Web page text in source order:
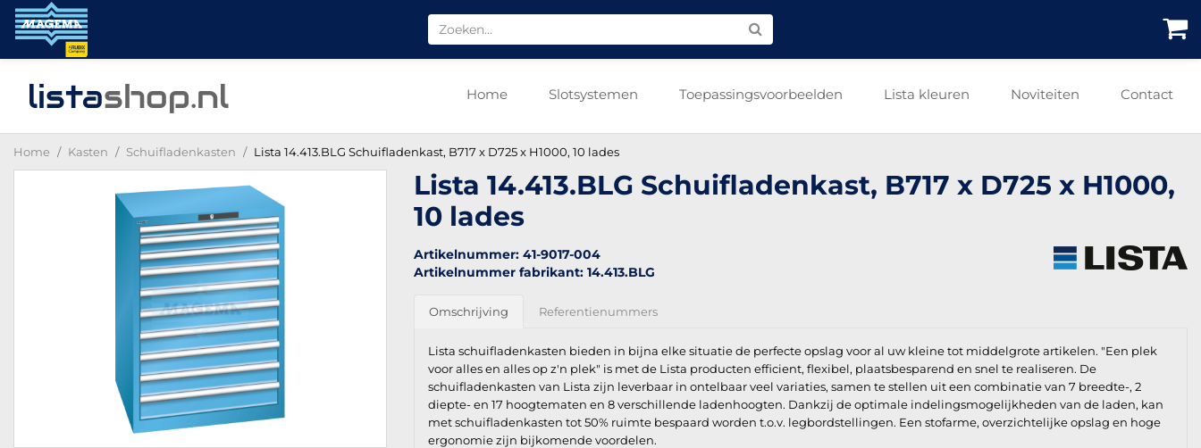
listashop.nl Home Slotsystemen Toepassingsvoorbeelden Lista kleuren Noviteiten Contact
Home Kasten Schuifladenkasten Lista 14.413.BLG Schuifladenkast, B717 x D725 x H1000, 10 lades
Lista 14.413.BLG Schuifladenkast, B717 x D725 x H1000,
10 lades
Artikelnummer: 41-9017-004
Artikelnummer fabrikant: 14.413.BLG
Omschrijving Referentienummers
Lista schuifladenkasten bieden in bijna elke situatie de perfecte opslag voor al uw kleine tot middelgrote artikelen. "Een plek
voor alles en alles op z'n plek" is met de Lista producten efficient, flexibel, plaatsbesparend en snel te realiseren. De
schuifladenkasten van Lista zijn leverbaar in ontelbaar veel variaties, samen te stellen uit een combinatie van 7 breedte-, 2
diepte- en 17 hoogtematen en 8 verschillende ladenhoogten. Dankzij de optimale indelingsmogelijkheden van de laden, kan
met schuifladenkasten tot 50% ruimte bespaard worden t.o.v. legbordstellingen. Een stofarme, overzichtelijke opslag en hoge
ergonomie zijn bijkomende voordelen.